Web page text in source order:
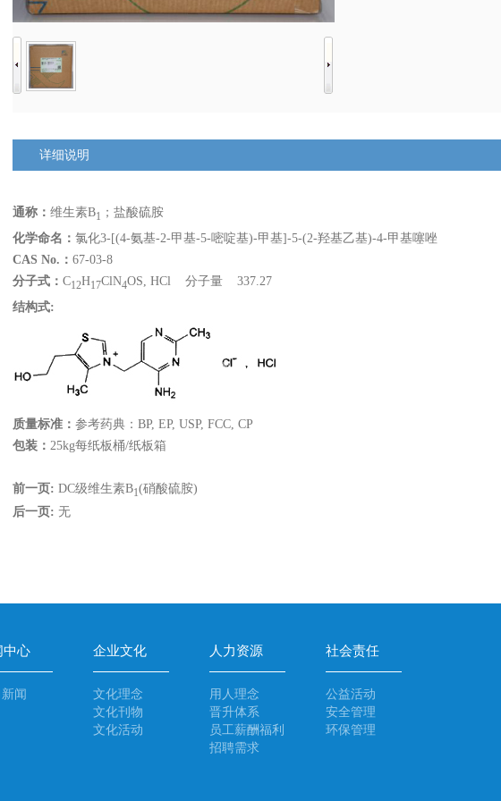
详细说明
通称： 维生素B1 ；盐酸硫胺
化学命名： 氯化3-[(4-氨基-2-甲基-5-嘧啶基)-甲基]-5-(2-羟基乙基)-4-甲基噻唑
CAS No.： 67-03-8
分子式： C12H17ClN4OS, HCl 分子量 337.27
结构式:
质量标准： 参考药典：BP, EP, USP, FCC, CP
包装： 25kg每纸板桶/纸板箱
前一页: DC级维生素B1 (硝酸硫胺)
后一页: 无
中心
闻
企业文化
文化理念
文化刊物
文化活动
人力资源
用人理念
晋升体系
员工薪酬福利
招聘需求
社会责任
公益活动
安全管理
环保管理